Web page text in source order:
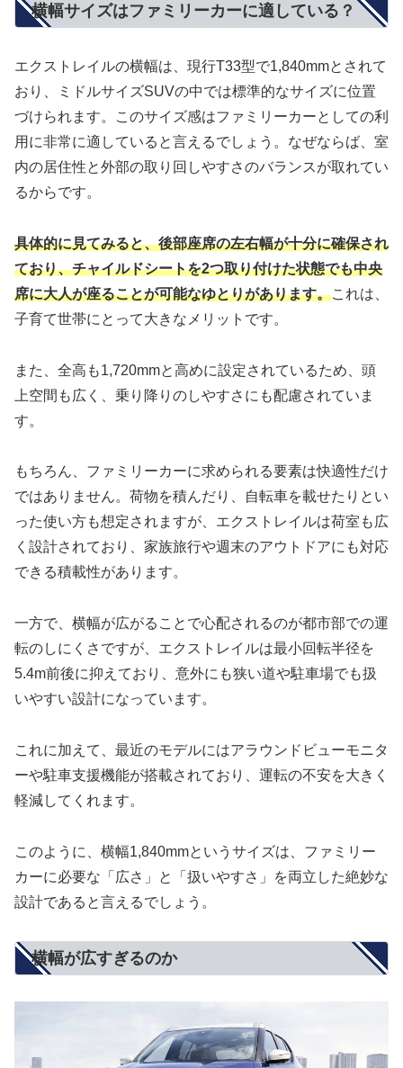
横幅サイズはファミリーカーに適している？
エクストレイルの横幅は、現行T33型で1,840mmとされて
おり、ミドルサイズSUVの中では標準的なサイズに位置
づけられます。このサイズ感はファミリーカーとしての利
用に非常に適していると言えるでしょう。なぜならば、室
内の居住性と外部の取り回しやすさのバランスが取れてい
るからです。
具体的に見てみると、後部座席の左右幅が十分に確保され
ており、チャイルドシートを2つ取り付けた状態でも中央
席に大人が座ることが可能なゆとりがあります。これは、
子育て世帯にとって大きなメリットです。
また、全高も1,720mmと高めに設定されているため、頭
上空間も広く、乗り降りのしやすさにも配慮されていま
す。
もちろん、ファミリーカーに求められる要素は快適性だけ
ではありません。荷物を積んだり、自転車を載せたりとい
った使い方も想定されますが、エクストレイルは荷室も広
く設計されており、家族旅行や週末のアウトドアにも対応
できる積載性があります。
一方で、横幅が広がることで心配されるのが都市部での運
転のしにくさですが、エクストレイルは最小回転半径を
5.4m前後に抑えており、意外にも狭い道や駐車場でも扱
いやすい設計になっています。
これに加えて、最近のモデルにはアラウンドビューモニタ
ーや駐車支援機能が搭載されており、運転の不安を大きく
軽減してくれます。
このように、横幅1,840mmというサイズは、ファミリー
カーに必要な「広さ」と「扱いやすさ」を両立した絶妙な
設計であると言えるでしょう。
横幅が広すぎるのか